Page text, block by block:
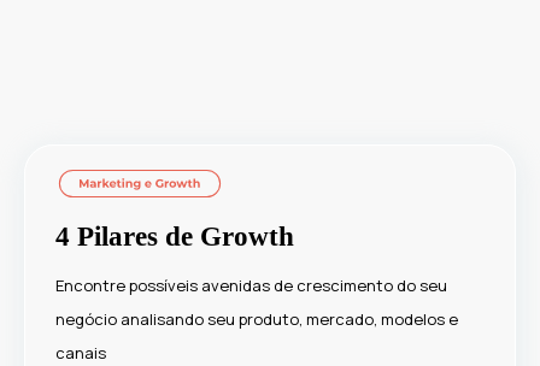
4 Pilares de Growth
Encontre possíveis avenidas de crescimento do seu
negócio analisando seu produto, mercado, modelos e
canais